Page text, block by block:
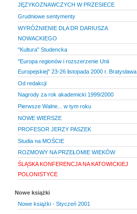
JĘZYKOZNAWCZYCH W PRZESIECE
Grudniowe sentymenty
WYRÓŻNIENIE DLA DR DARIUSZA
NOWACKIEGO
"Kultura" Studencka
"Europa regionów i rozszerzenie Unii
Europejskiej" 23-26 listopada 2000 r. Bratysława
Od redakcji
Nagrody za rok akademicki 1999/2000
Pierwsze Walne... w tym roku
NOWE WIERSZE
PROFESOR JERZY PASZEK
Studia na MOŚCIE
ROZMOWY NA PRZEŁOMIE WIEKÓW
ŚLĄSKA KONFERENCJA NA KATOWICKIEJ
POLONISTYCE
Nowe książki
Nowe książki - Styczeń 2001